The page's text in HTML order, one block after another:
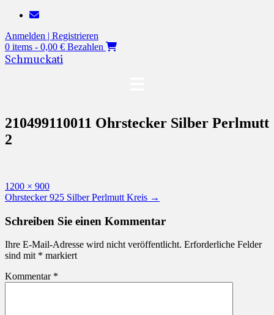
Zum
springen
Anmelden | Registrieren
0 items - 0,00 € Bezahlen
Schmuckati
210499110011 Ohrstecker Silber Perlmutt
2
Originalgröße
1200 × 900
Beitragsnavigation
Ohrstecker 925 Silber Perlmutt Kreis →
Schreiben Sie einen Kommentar
Ihre E-Mail-Adresse wird nicht veröffentlicht. Erforderliche Felder
sind mit * markiert
Kommentar *